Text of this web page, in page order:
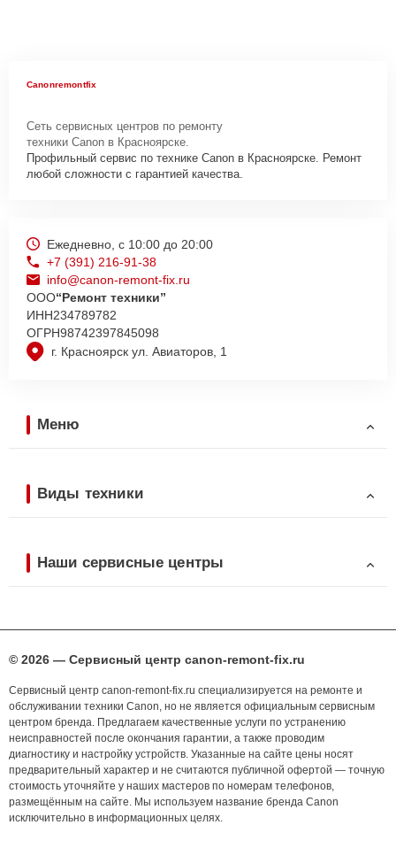
Canonremontfix
Сеть сервисных центров по ремонту
техники Canon в Красноярске.
Профильный сервис по технике Canon в Красноярске. Ремонт
любой сложности с гарантией качества.
г. Красноярск ул. Авиаторов, 1
Ежедневно, с 10:00 до 20:00
+7 (391) 216-91-38
info@canon-remont-fix.ru
ООО“Ремонт техники”
ИНН234789782
ОГРН98742397845098
Меню
Виды техники
Наши сервисные центры
© 2026 — Сервисный центр canon-remont-fix.ru
Сервисный центр canon-remont-fix.ru специализируется на ремонте и
обслуживании техники Canon, но не является официальным сервисным
центром бренда. Предлагаем качественные услуги по устранению
неисправностей после окончания гарантии, а также проводим
диагностику и настройку устройств. Указанные на сайте цены носят
предварительный характер и не считаются публичной офертой — точную
стоимость уточняйте у наших мастеров по номерам телефонов,
размещённым на сайте. Мы используем название бренда Canon
исключительно в информационных целях.